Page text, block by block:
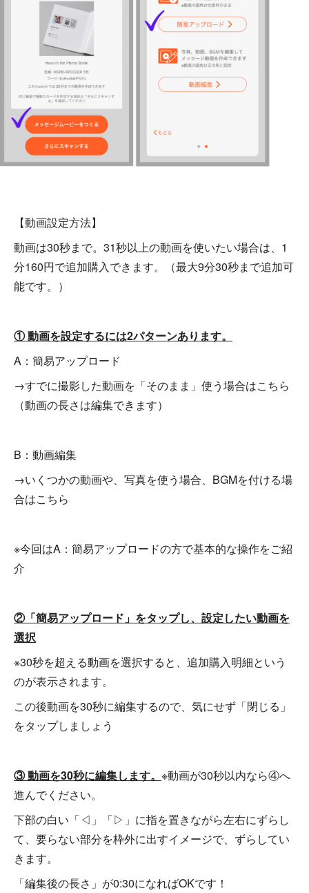
【動画設定方法】
動画は30秒まで。31秒以上の動画を使いたい場合は、1
分160円で追加購入できます。（最大9分30秒まで追加可
能です。）
① 動画を設定するには2パターンあります。
A：簡易アップロード
→すでに撮影した動画を「そのまま」使う場合はこちら
（動画の長さは編集できます）
B：動画編集
→いくつかの動画や、写真を使う場合、BGMを付ける場
合はこちら
※今回はA：簡易アップロードの方で基本的な操作をご紹
介
②「簡易アップロード」をタップし、設定したい動画を
選択
※30秒を超える動画を選択すると、追加購入明細という
のが表示されます。
この後動画を30秒に編集するので、気にせず「閉じる」
をタップしましょう
③ 動画を30秒に編集します。 ※動画が30秒以内なら④へ
進んでください。
下部の白い「◁」「▷」に指を置きながら左右にずらし
て、要らない部分を枠外に出すイメージで、ずらしてい
きます。
「編集後の長さ」が0:30になればOKです！